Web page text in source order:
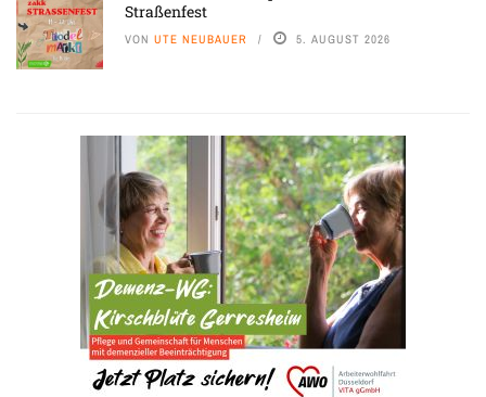
Straßenfest
VON UTE NEUBAUER 5. AUGUST 2026